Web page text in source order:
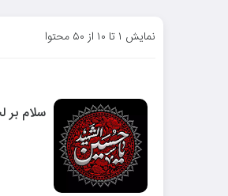
نمایش ۱ تا ۱۰ از ۵۰ محتوا
سلام